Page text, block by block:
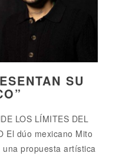
SU
LOS LÍMITES DEL
El dúo mexicano Mito
propuesta artística